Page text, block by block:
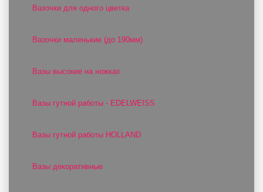
Вазочки для одного цветка
Вазочки маленькие (до 190мм)
Вазы высокие на ножках
Вазы гутной работы - EDELWEISS
Вазы гутной работы HOLLAND
Вазы декоративные